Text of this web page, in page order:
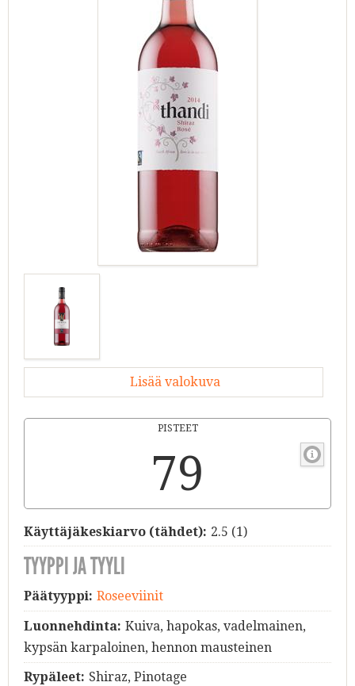
Lisää valokuva
PISTEET
79
Käyttäjäkeskiarvo (tähdet): 2.5 (1)
TYYPPI JA TYYLI
Päätyyppi: Roseeviinit
Luonnehdinta: Kuiva, hapokas, vadelmainen,
kypsän karpaloinen, hennon mausteinen
Rypäleet: Shiraz, Pinotage